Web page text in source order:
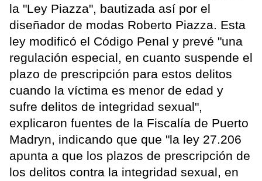
la "Ley Piazza", bautizada así por el
diseñador de modas Roberto Piazza. Esta
ley modificó el Código Penal y prevé "una
regulación especial, en cuanto suspende el
plazo de prescripción para estos delitos
cuando la víctima es menor de edad y
sufre delitos de integridad sexual",
explicaron fuentes de la Fiscalía de Puerto
Madryn, indicando que que "la ley 27.206
apunta a que los plazos de prescripción de
los delitos contra la integridad sexual, en